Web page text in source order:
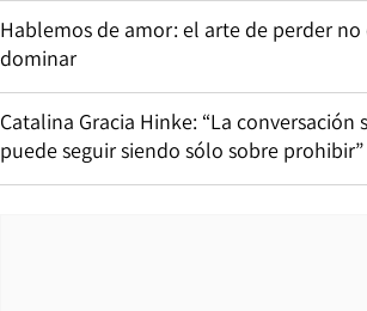
Hablemos de amor: el arte de perder no
dominar
Catalina Gracia Hinke: “La
puede seguir siendo sólo sobre prohibir”